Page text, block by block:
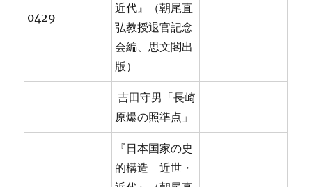
0429
近代』（朝尾直
弘教授退官記念
会編、思文閣出
版）
吉田守男「長崎
原爆の照準点」
『日本国家の史
的構造 近世・